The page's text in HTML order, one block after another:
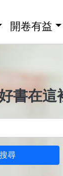
開卷有益
書在這
尋